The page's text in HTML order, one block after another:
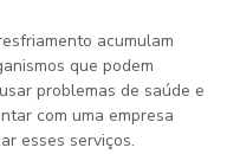
acumulam
que podem
problemas de saúde e
com uma empresa
esses serviços.